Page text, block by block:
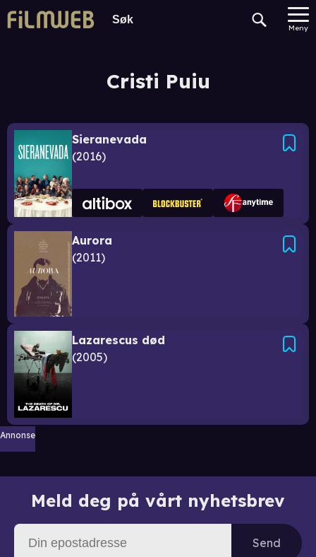
Meny
Cristi Puiu
Sieranevada
2016
Aurora
2011
Lazarescus død
2005
Annonse
Meld deg på vårt nyhetsbrev
Send